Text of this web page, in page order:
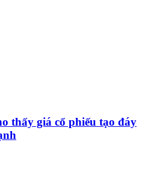
thấy giá cổ phiếu tạo đáy